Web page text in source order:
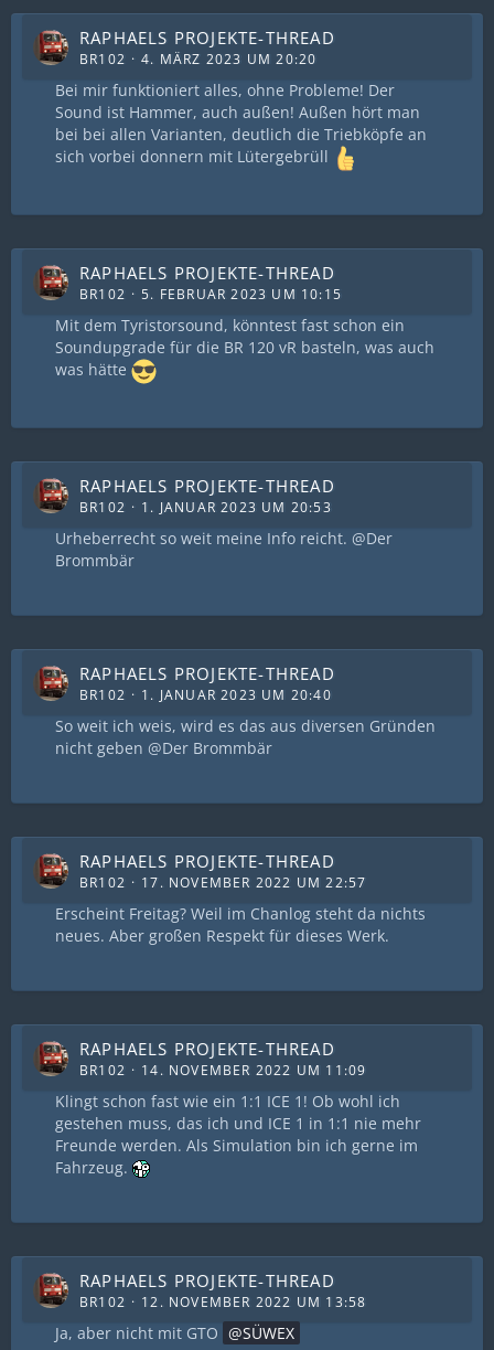
RAPHAELS PROJEKTE-THREAD
BR102 4. MÄRZ 2023 UM 20:20
Bei mir funktioniert alles, ohne Probleme! Der
Sound ist Hammer, auch außen! Außen hört man
bei bei allen Varianten, deutlich die Triebköpfe an
sich vorbei donnern mit Lütergebrüll
RAPHAELS PROJEKTE-THREAD
BR102 5. FEBRUAR 2023 UM 10:15
Mit dem Tyristorsound, könntest fast schon ein
Soundupgrade für die BR 120 vR basteln, was auch
was hätte
RAPHAELS PROJEKTE-THREAD
BR102 1. JANUAR 2023 UM 20:53
Urheberrecht so weit meine Info reicht. @Der
Brommbär
RAPHAELS PROJEKTE-THREAD
BR102 1. JANUAR 2023 UM 20:40
So weit ich weis, wird es das aus diversen Gründen
nicht geben @Der Brommbär
RAPHAELS PROJEKTE-THREAD
BR102 17. NOVEMBER 2022 UM 22:57
Erscheint Freitag? Weil im Chanlog steht da nichts
neues. Aber großen Respekt für dieses Werk.
RAPHAELS PROJEKTE-THREAD
BR102 14. NOVEMBER 2022 UM 11:09
Klingt schon fast wie ein 1:1 ICE 1! Ob wohl ich
gestehen muss, das ich und ICE 1 in 1:1 nie mehr
Freunde werden. Als Simulation bin ich gerne im
Fahrzeug.
RAPHAELS PROJEKTE-THREAD
BR102 12. NOVEMBER 2022 UM 13:58
Ja, aber nicht mit GTO SÜWEX